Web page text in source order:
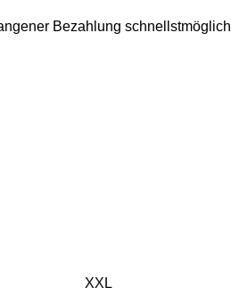
Bezahlung schnellstmöglich
XXL